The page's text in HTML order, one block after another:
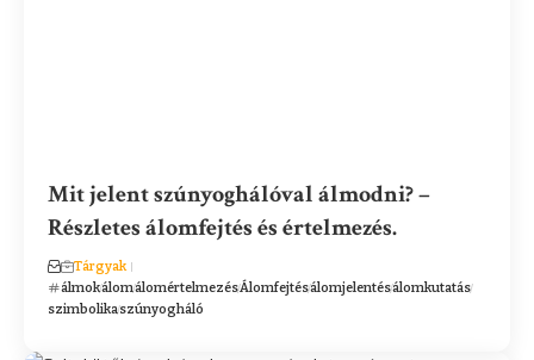
Mit jelent szúnyoghálóval álmodni? –
Részletes álomfejtés és értelmezés.
Tárgyak
álmokálomálomértelmezésÁlomfejtésálomjelentésálomkutatás
szimbolikaszúnyogháló